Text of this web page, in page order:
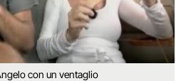
con un ventaglio